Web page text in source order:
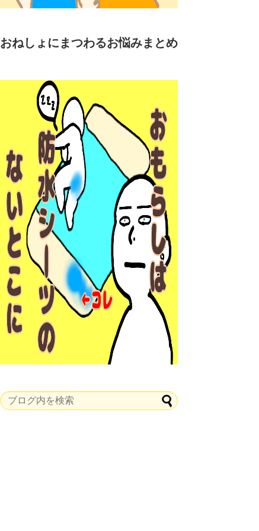
おねしょにまつわるお悩みまとめ